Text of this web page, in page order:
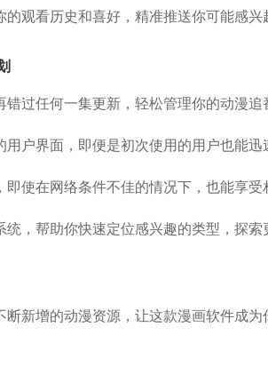
观看历史和喜好，精准推送你可能感兴
过任何一集更新，轻松管理你的动漫追
用户界面，即便是初次使用的用户也能迅
使在网络条件不佳的情况下，也能享受
，帮助你快速定位感兴趣的类型，探索
新增的动漫资源，让这款漫画软件成为